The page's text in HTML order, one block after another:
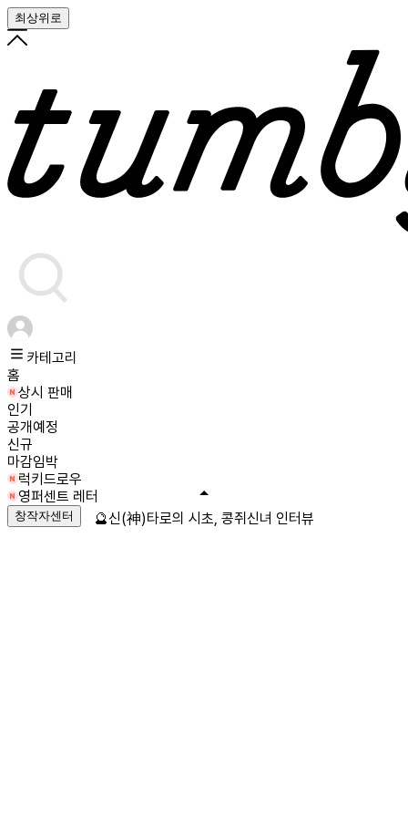
최상위로
카테고리
홈
상시 판매
인기
공개예정
신규
마감임박
럭키드로우
영퍼센트 레터
창작자센터 🔮신(神)타로의 시초, 콩쥐신녀 인터뷰